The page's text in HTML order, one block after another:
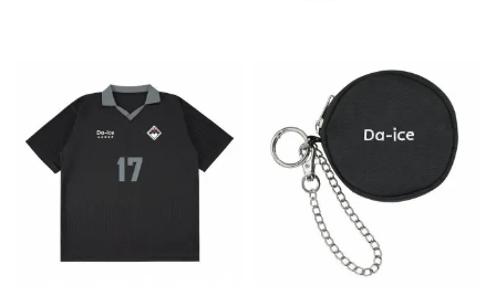
フェイスタオル・タオル
Tシャツ・シャツ
パーカー・スウェット・ブルゾン
キーホルダー・チャーム
会員登録
ログイン